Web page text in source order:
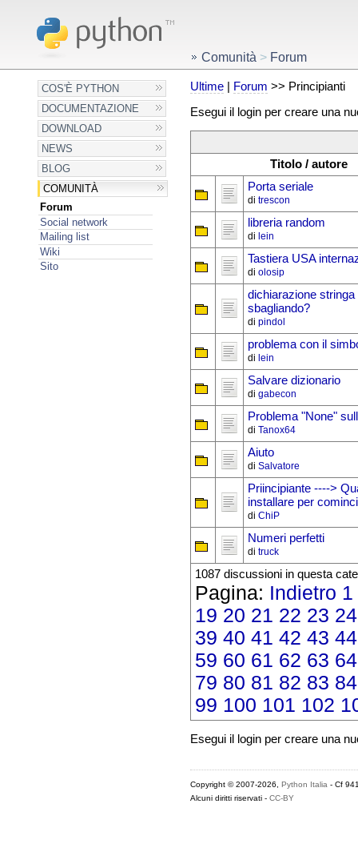
COS'È PYTHON
DOCUMENTAZIONE
DOWNLOAD
NEWS
BLOG
COMUNITÀ
Forum
Social network
Mailing list
Wiki
Sito
Comunità > Forum
Ultime| Forum >> Principianti
Esegui il login per creare una
Titolo / autore
Porta seriale
di trescon
libreria random
di lein
Tastiera USA
di olosip
dichiarazione
sbagliando?
di pindol
problema con il
di lein
Salvare dizionario
di gabecon
Problema "None"
di Tanox64
Aiuto
di Salvatore
Priincipiante ---->
installare per
di ChiP
Numeri perfetti
di truck
1087 discussioni in questa
Pagina: Indietro 1
19 20 21 22 23 24
39 40 41 42 43 44
59 60 61 62 63 64
79 80 81 82 83 84
99 100 101 102
Esegui il login per creare una
Copyright © 2007-2026, Python Italia - Cf
Alcuni diritti riservati - CC-BY